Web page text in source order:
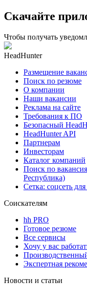
Скачайте
Чтобы получать
HeadHunter
Размещение
Поиск по резюме
О компании
Наши вакансии
Реклама на сайте
Требования к ПО
Безопасный
HeadHunter API
Партнерам
Инвесторам
Каталог компаний
Поиск по
Республика)
Сетка: соцсеть
Соискателям
hh PRO
Готовое резюме
Все сервисы
Хочу у вас
Экспертная
Новости и статьи